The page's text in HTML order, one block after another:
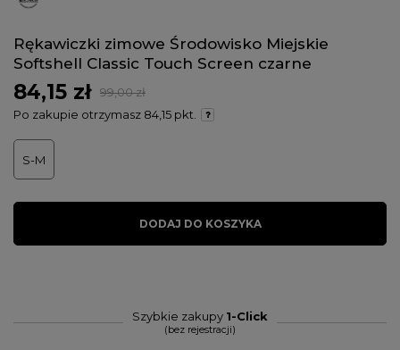
Rękawiczki zimowe Środowisko Miejskie
Softshell Classic Touch Screen czarne
84,15 zł
99,00 zł
Po zakupie otrzymasz 84,15 pkt.
S-M
DODAJ DO KOSZYKA
Szybkie zakupy 1-Click
(bez rejestracji)